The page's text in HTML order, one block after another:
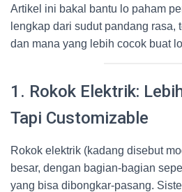
Artikel ini bakal bantu lo paham
lengkap dari sudut pandang rasa,
dan mana yang lebih cocok buat
1. Rokok Elektrik:
Tapi Customizable
Rokok elektrik (kadang disebut
besar, dengan bagian-bagian
yang bisa dibongkar-pasang.